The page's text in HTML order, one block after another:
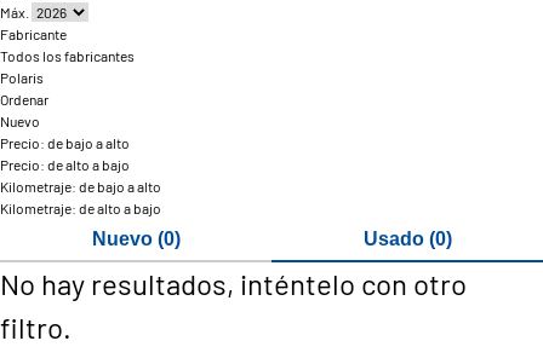
Máx.
Fabricante
Todos los fabricantes
Polaris
Ordenar
Nuevo
Precio: de bajo a alto
Precio: de alto a bajo
Kilometraje: de bajo a alto
Kilometraje: de alto a bajo
Nuevo (0) Usado (0)
No hay resultados, inténtelo con otro
filtro.